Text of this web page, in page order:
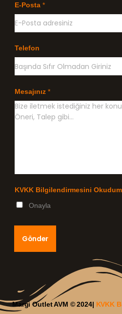
c
e
i
l
E-Posta *
Telefon
Mesajınız *
KVKK Bilgilendirmesini
Onayla
Gönder
Margi Outlet AVM © 2024| KVKK